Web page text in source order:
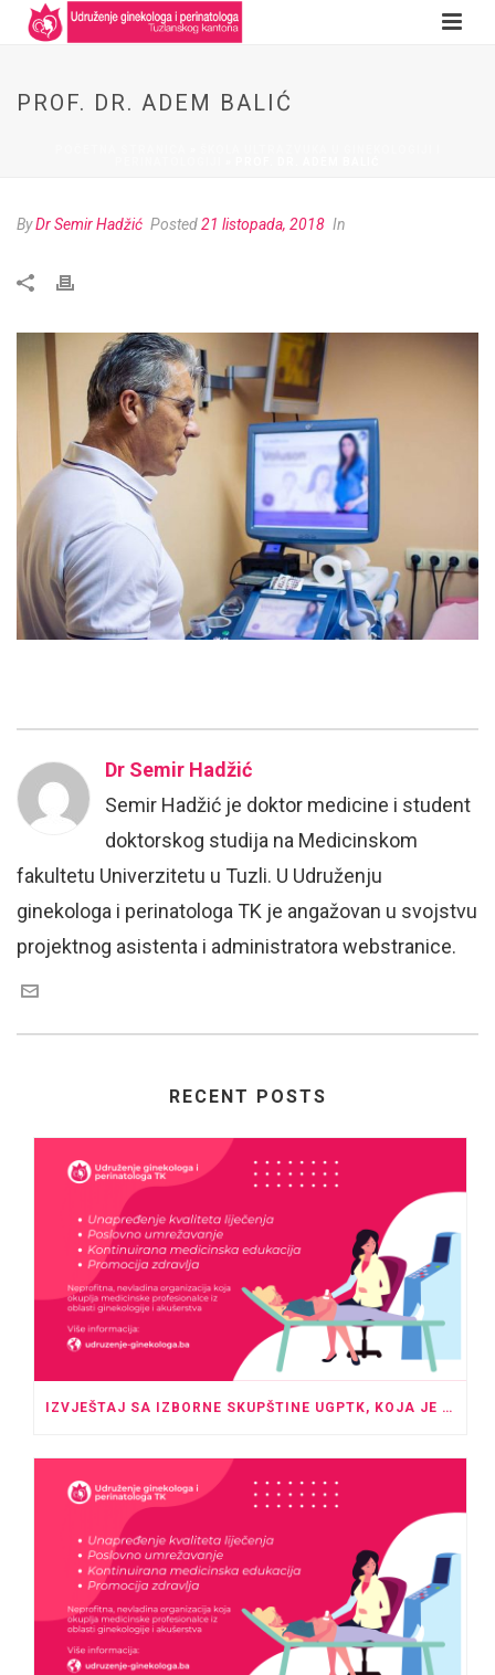
PROF. DR. ADEM BALIĆ
ByDr Semir Hadžić Posted21 listopada, 2018 In
Dr Semir Hadžić
Semir Hadžić je doktor medicine i student
doktorskog studija na Medicinskom
fakultetu Univerzitetu u Tuzli. U Udruženju
ginekologa i perinatologa TK je angažovan u svojstvu
projektnog asistenta i administratora webstranice.
RECENT POSTS
IZVJEŠTAJ SA IZBORNE SKUPŠTINE UGPTK, KOJA JE ODRŽANA U PROSTORU HOTELA “ROYAL” TUZLA SA POČETKOM U 20:00 SATI.